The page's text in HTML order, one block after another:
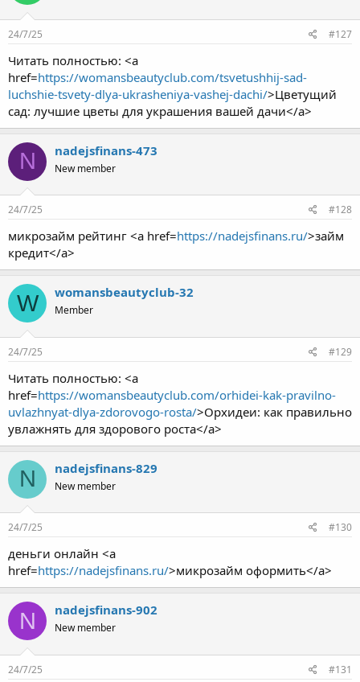
24/7/25 #127
Читать полностью: <a
href=https://womansbeautyclub.com/tsvetushhij-sad-
luchshie-tsvety-dlya-ukrasheniya-vashej-dachi/>Цветущий
сад: лучшие цветы для украшения вашей дачи</a>
N nadejsfinans-473
New member
24/7/25 #128
микрозайм рейтинг <a href=https://nadejsfinans.ru/>займ
кредит</a>
W womansbeautyclub-32
Member
24/7/25 #129
Читать полностью: <a
href=https://womansbeautyclub.com/orhidei-kak-pravilno-
uvlazhnyat-dlya-zdorovogo-rosta/>Орхидеи: как правильно
увлажнять для здорового роста</a>
N nadejsfinans-829
New member
24/7/25 #130
деньги онлайн <a
href=https://nadejsfinans.ru/>микрозайм оформить</a>
N nadejsfinans-902
New member
24/7/25 #131